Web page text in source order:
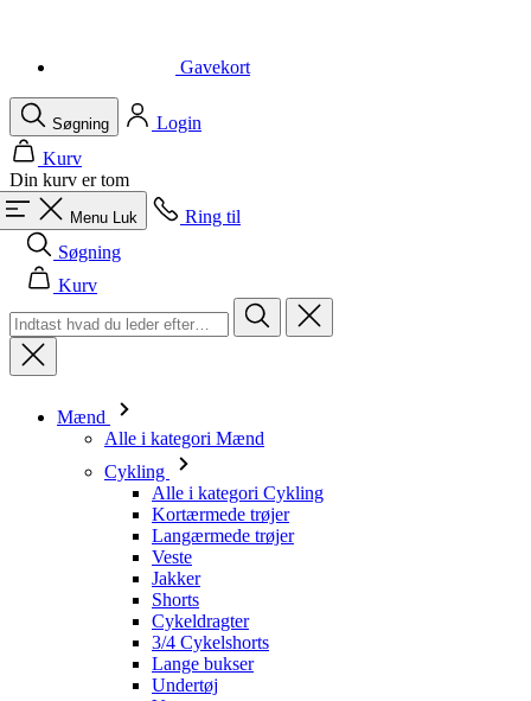
Din kurv er tom
Menu Luk
Ring til
Kurv
Mænd
Alle i kategori Mænd
Langærmede trøjer
Veste
Jakker
Shorts
Cykeldragter
3/4 Cykelshorts
Lange bukser
Undertøj
Varmere
Kasketter
Handsker
Strømper
Andet